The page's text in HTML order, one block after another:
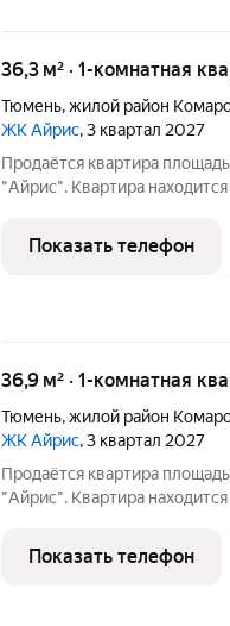
36,3 м² · 1-комнатная
Тюмень,жилой район
ЖК Айрис, 3 квартал 2027
Продаётся квартира
"Айрис". Квартира
планировки изолированные комнаты с окнами на одну сторону, 1
совмещённый
Показать телефон
36,9 м² · 1-комнатная
Тюмень,жилой район
ЖК Айрис, 3 квартал 2027
Продаётся квартира
"Айрис". Квартира
особенностей планировки изолированные комнаты с окнами на
одну сторону, 1 совмещённый
Показать телефон